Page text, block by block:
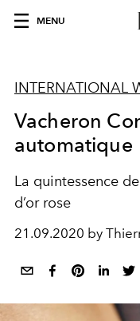
MENU
INTERNATIONAL
Vacheron
automatique
La quintessence
d’or rose
21.09.2020 by